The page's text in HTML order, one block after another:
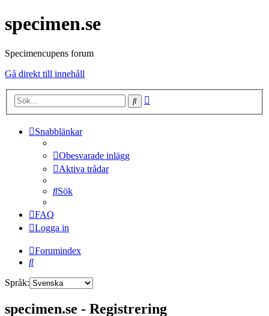
specimen.se
Specimencupens forum
Gå direkt till innehåll
Sök
Snabblänkar
Obesvarade inlägg
Aktiva trådar
Sök
FAQ
Logga in
Forumindex
Sök
Språk:
specimen.se - Registrering